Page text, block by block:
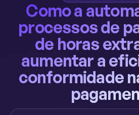
Como a
processos de
de horas
aumentar a
conformidade